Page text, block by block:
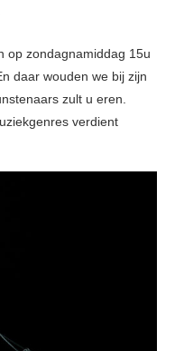
op zondagnamiddag 15u
daar wouden we bij zijn
zult u eren.
verdient